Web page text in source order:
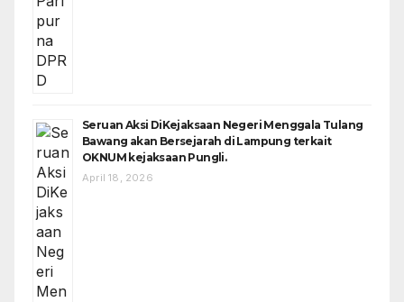
Seruan Aksi DiKejaksaan Negeri Menggala Tulang
Bawang akan Bersejarah di Lampung terkait
OKNUM kejaksaan Pungli.
April 18, 2026